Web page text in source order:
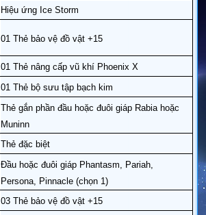
Hiệu ứng Ice Storm
01 Thẻ bảo vệ đồ vật +15
01 Thẻ nâng cấp vũ khí Phoenix X
01 Thẻ bộ sưu tập bạch kim
Thẻ gắn phần đầu hoặc đuôi giáp Rabia hoặc
Muninn
Thẻ đặc biệt
Đầu hoặc đuôi giáp Phantasm, Pariah,
Persona, Pinnacle (chọn 1)
03 Thẻ bảo vệ đồ vật +15